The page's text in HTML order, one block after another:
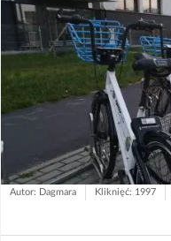
Autor: Dagmara Kliknięć: 1997